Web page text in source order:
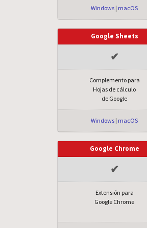
Windows | macOS
Google Sheets
✔
Complemento para
Hojas de cálculo
de Google
Windows | macOS
Google Chrome
✔
Extensión para
Google Chrome